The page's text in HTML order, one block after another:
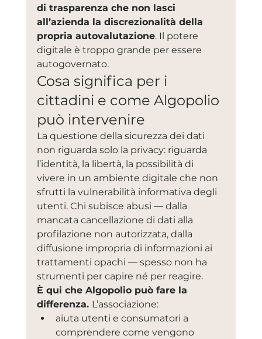
di trasparenza che non lasci
all’azienda la discrezionalità della
propria autovalutazione. Il potere
digitale è troppo grande per essere
autogovernato.
Cosa significa per i
cittadini e come Algopolio
può intervenire
La questione della sicurezza dei dati
non riguarda solo la privacy: riguarda
l’identità, la libertà, la possibilità di
vivere in un ambiente digitale che non
sfrutti la vulnerabilità informativa degli
utenti. Chi subisce abusi — dalla
mancata cancellazione di dati alla
profilazione non autorizzata, dalla
diffusione impropria di informazioni ai
trattamenti opachi — spesso non ha
strumenti per capire né per reagire.
È qui che Algopolio può fare la
differenza. L’associazione:
aiuta utenti e consumatori a
comprendere come vengono